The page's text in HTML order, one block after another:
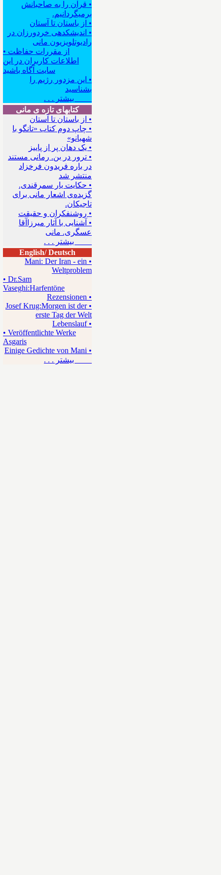
• قرآن را به صاحبانش
برمیگردانیم.
• از باستان تا آستان
• اندیشکده‍ی خردورزان در
رادیوتلویزیون مانی
• از مقررات حفاظت
اطلاعات کاربران در این
سایت آگاه باشید
• این مزدور رژیم را
بشناسید
بیشتر . . .
کتابهای تازه ی مانی
• از باستان تا آستان
• چاپ دوم کتاب «تانگو با
شهبانو»
• یک دهان پر از پاییز
• ترور در بن. رمانی مستند
در باره فریدون فرخزاد
منتشر شد
• حکایت یار سمرقندی.
گزیده‌ی اشعار مانی برای
تاجیکان.
• روشنفکران و حقیقت
• آشنایی با آثار میرزاآقا
عسگری. مانی
بیشتر . . .
English/ Deutsch
• Mani: Der Iran - ein
Weltproblem
• Dr.Sam
Vaseghi:Harfentöne
• Rezensionen
• Josef Krug:Morgen ist der
erste Tag der Welt
• Lebenslauf
• Veröffentlichte Werke
Asgaris
• Einige Gedichte von Mani
بیشتر . . .